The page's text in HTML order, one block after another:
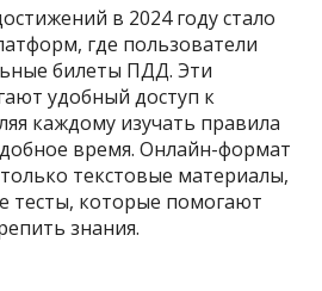
в 2024 году стало
где пользователи
билеты ПДД. Эти
удобный доступ к
каждому изучать правила
время. Онлайн-формат
текстовые материалы,
тесты, которые помогают
знания.